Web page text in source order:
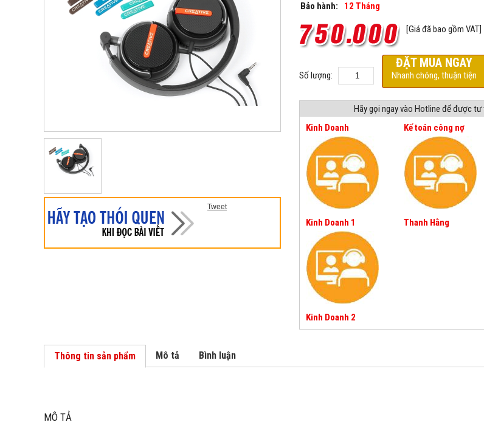
Tweet
Bảo hành:
12 Tháng
[Giá đã bao gồm VAT]
Số lượng:
ĐẶT MUA NGAY
Nhanh chóng, thuận tiện
Hãy gọi ngay vào Hotline để được tư
Kinh Doanh
Kinh Doanh 1
Kinh Doanh 2
Kế toán công nợ
Thanh Hằng
Thông tin sản phẩm Mô tả Bình luận
MÔ TẢ